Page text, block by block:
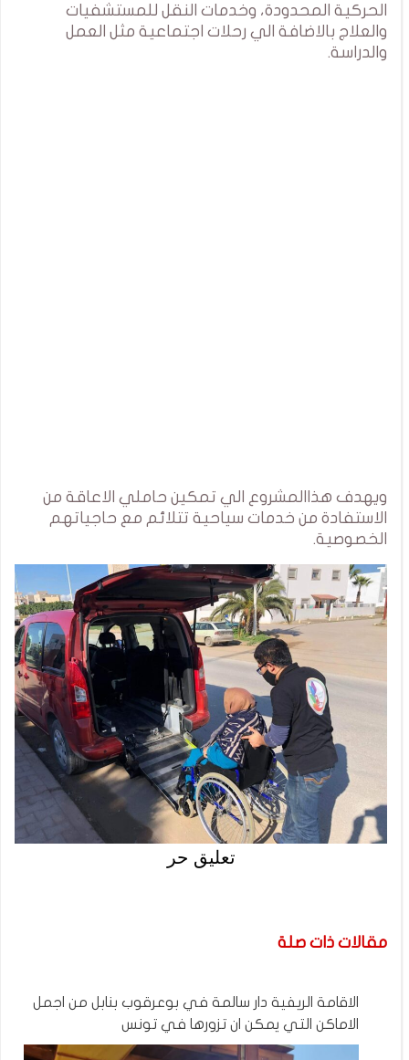
الحركية المحدودة، وخدمات النقل للمستشفيات
والعلاج بالاضافة الي رحلات اجتماعية مثل العمل
والدراسة.
ويهدف هذاالمشروع الي تمكين حاملي الاعاقة من
الاستفادة من خدمات سياحية تتلائم مع حاجياتهم
الخصوصية.
تعليق حر
مقالات ذات صلة
الاقامة الريفية دار سالمة في بوعرقوب بنابل من اجمل
الاماكن التي يمكن ان تزورها في تونس